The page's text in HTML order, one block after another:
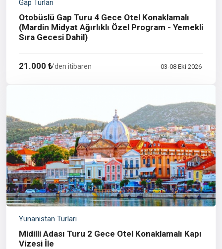
Gap Turları
Otobüslü Gap Turu 4 Gece Otel Konaklamalı
(Mardin Midyat Ağırlıklı Özel Program - Yemekli
Sıra Gecesi Dahil)
21.000 ₺'den itibaren 03-08 Eki 2026
Yunanistan Turları
Midilli Adası Turu 2 Gece Otel Konaklamalı Kapı
Vizesi İle